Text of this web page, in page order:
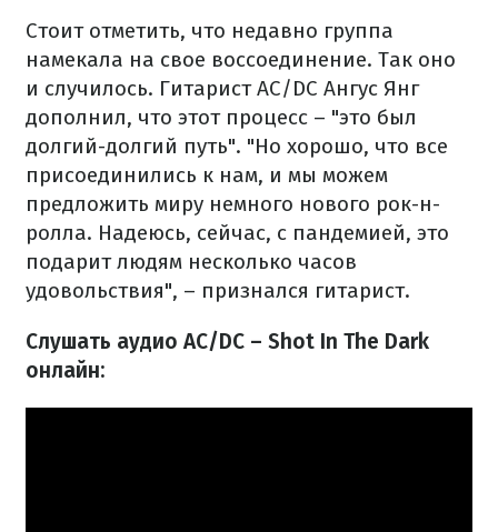
Стоит отметить, что недавно группа
намекала на свое воссоединение. Так оно
и случилось. Гитарист AC/DC Ангус Янг
дополнил, что этот процесс – "это был
долгий-долгий путь". "Но хорошо, что все
присоединились к нам, и мы можем
предложить миру немного нового рок-н-
ролла. Надеюсь, сейчас, с пандемией, это
подарит людям несколько часов
удовольствия", – признался гитарист.
Слушать аудио AC/DC – Shot In The Dark
онлайн: